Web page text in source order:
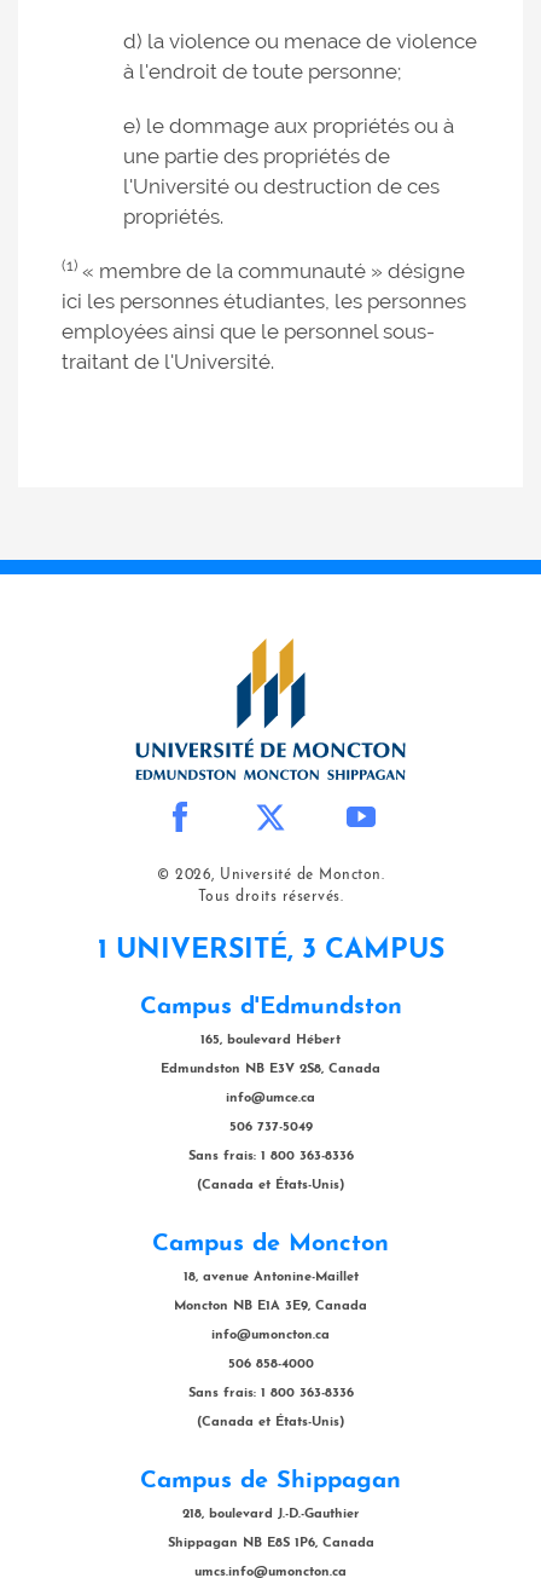
d) la violence ou menace de violence
à l'endroit de toute personne;
e) le dommage aux propriétés ou à
une partie des propriétés de
l'Université ou destruction de ces
propriétés.
(1) « membre de la communauté » désigne
ici les personnes étudiantes, les personnes
employées ainsi que le personnel sous-
traitant de l'Université.
© 2026, Université de Moncton.
Tous droits réservés.
1 UNIVERSITÉ, 3 CAMPUS
Campus d'Edmundston
165, boulevard Hébert
Edmundston NB E3V 2S8, Canada
info@umce.ca
506 737-5049
Sans frais: 1 800 363-8336
(Canada et États-Unis)
Campus de Moncton
18, avenue Antonine-Maillet
Moncton NB E1A 3E9, Canada
info@umoncton.ca
506 858-4000
Sans frais: 1 800 363-8336
(Canada et États-Unis)
Campus de Shippagan
218, boulevard J.-D.-Gauthier
Shippagan NB E8S 1P6, Canada
umcs.info@umoncton.ca